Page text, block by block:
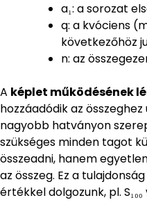
a₁: a sorozat
q: a kvóciens
következőhöz
n: az
A képlet működésének
hozzáadódik az
nagyobb hatványon
szükséges minden tagot
összeadni, hanem
az összeg. Ez a
értékkel dolgozunk, pl. S₁₀₀